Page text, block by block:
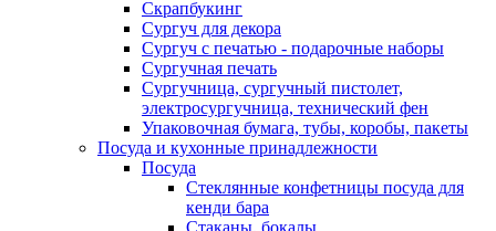
Скрапбукинг
Сургуч для декора
Сургуч с печатью - подарочные наборы
Сургучная печать
Сургучница, сургучный пистолет,
электросургучница, технический фен
Упаковочная бумага, тубы, коробы, пакеты
Посуда и кухонные принадлежности
Посуда
Стеклянные конфетницы посуда для
кенди бара